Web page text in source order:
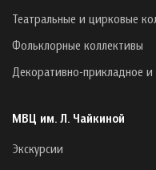
Театральные и цирковые
Фольклорные коллективы
Декоративно-прикладное и
МВЦ им. Л. Чайкиной
Экскурсии